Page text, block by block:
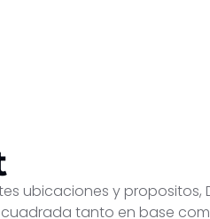
ubicaciones y propositos,
tanto en base